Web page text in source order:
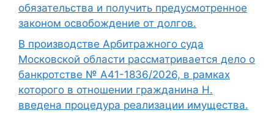
обязательства и получить предусмотренное
законом освобождение от долгов.
В производстве Арбитражного суда
Московской области рассматривается дело о
банкротстве № А41-1836/2026, в рамках
которого в отношении гражданина Н.
введена процедура реализации имущества.